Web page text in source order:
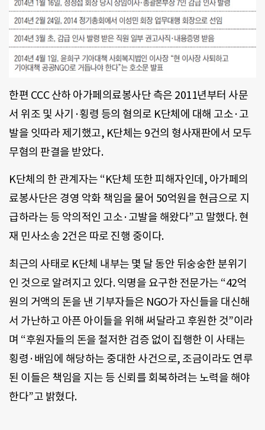
한편 CCC 산하 아가페의료봉사단 측은 2011년부터 사문
서 위조 및 사기·횡령 등의 혐의로 K단체에 대해 고소·고
발을 잇따라 제기했고, K단체는 9건의 형사재판에서 모두
무혐의 판결을 받았다.
K단체의 한 관계자는 “K단체 또한 피해자인데, 아가페의
료봉사단은 경영 악화 책임을 물어 50억원을 현금으로 지
급하라는 등 악의적인 고소·고발을 해왔다”고 말했다. 현
재 민사소송 2건은 따로 진행 중이다.
최근의 사태로 K단체 내부는 몇 달 동안 뒤숭숭한 분위기
인 것으로 알려지고 있다. 익명을 요구한 전문가는 “42억
원의 거액의 돈을 낸 기부자들은 NGO가 자신들을 대신해
서 가난하고 아픈 아이들을 위해 써달라고 후원한 것”이라
며 “후원자들의 돈을 철저한 검증 없이 집행한 이 사태는
횡령·배임에 해당하는 중대한 사건으로, 조금이라도 연루
된 이들은 책임을 지는 등 신뢰를 회복하려는 노력을 해야
한다”고 밝혔다.